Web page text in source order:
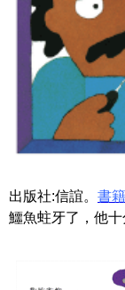
出版社:信誼。 書
鱷魚蛀牙了，他